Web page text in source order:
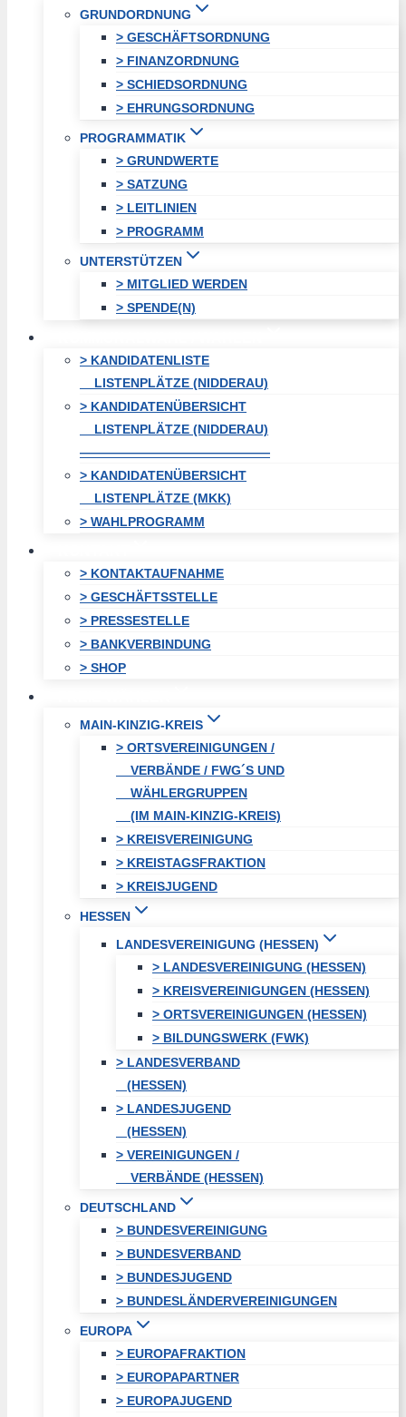
GRUNDORDNUNG
> GESCHÄFTSORDNUNG
> FINANZORDNUNG
> SCHIEDSORDNUNG
> EHRUNGSORDNUNG
PROGRAMMATIK
> GRUNDWERTE
> SATZUNG
> LEITLINIEN
> PROGRAMM
UNTERSTÜTZEN
> MITGLIED WERDEN
> SPENDE(N)
> KANDIDATENLISTE
LISTENPLÄTZE (NIDDERAU)
> KANDIDATENÜBERSICHT
LISTENPLÄTZE (NIDDERAU)
———————————————
> KANDIDATENÜBERSICHT
LISTENPLÄTZE (MKK)
> WAHLPROGRAMM
> KONTAKTAUFNAHME
> GESCHÄFTSSTELLE
> PRESSESTELLE
> BANKVERBINDUNG
> SHOP
MAIN-KINZIG-KREIS
> ORTSVEREINIGUNGEN /
VERBÄNDE / FWG´S UND
WÄHLERGRUPPEN
(IM MAIN-KINZIG-KREIS)
> KREISVEREINIGUNG
> KREISTAGSFRAKTION
> KREISJUGEND
HESSEN
LANDESVEREINIGUNG (HESSEN)
> LANDESVEREINIGUNG (HESSEN)
> KREISVEREINIGUNGEN (HESSEN)
> ORTSVEREINIGUNGEN (HESSEN)
> BILDUNGSWERK (FWK)
> LANDESVERBAND
(HESSEN)
> LANDESJUGEND
(HESSEN)
> VEREINIGUNGEN /
VERBÄNDE (HESSEN)
DEUTSCHLAND
> BUNDESVEREINIGUNG
> BUNDESVERBAND
> BUNDESJUGEND
> BUNDESLÄNDERVEREINIGUNGEN
EUROPA
> EUROPAFRAKTION
> EUROPAPARTNER
> EUROPAJUGEND